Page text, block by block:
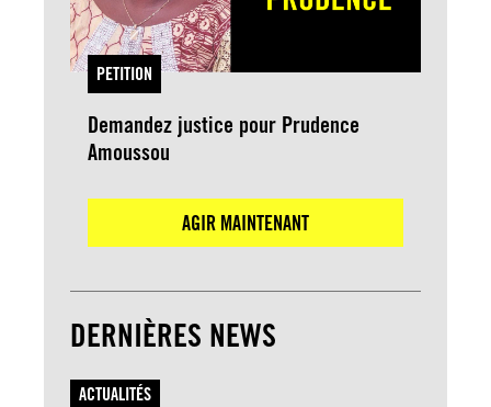
PETITION
Demandez justice pour Prudence
Amoussou
AGIR MAINTENANT
DERNIÈRES NEWS
ACTUALITÉS